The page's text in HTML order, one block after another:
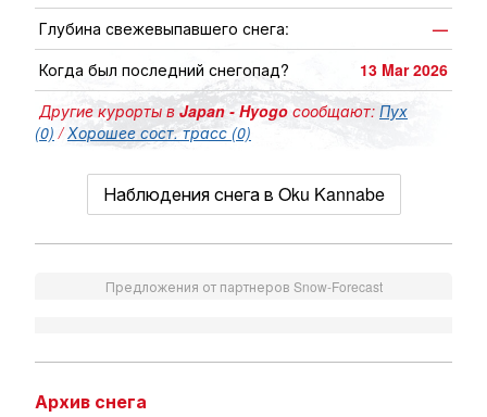
Глубина свежевыпавшего снега:
—
Когда был последний снегопад?
13 Mar 2026
Другие курорты вJapan - Hyogo сообщают: Пух
(0) /Хорошее сост. трасс (0)
Наблюдения снега в Oku Kannabe
Предложения от партнеров Snow-Forecast
Архив снега